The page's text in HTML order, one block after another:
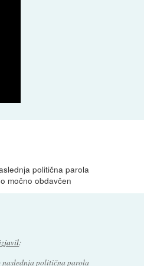
politična parola
močno obdavčen
:
naslednja politična parola